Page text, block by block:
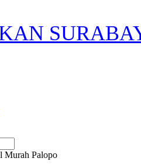
Murah Palopo